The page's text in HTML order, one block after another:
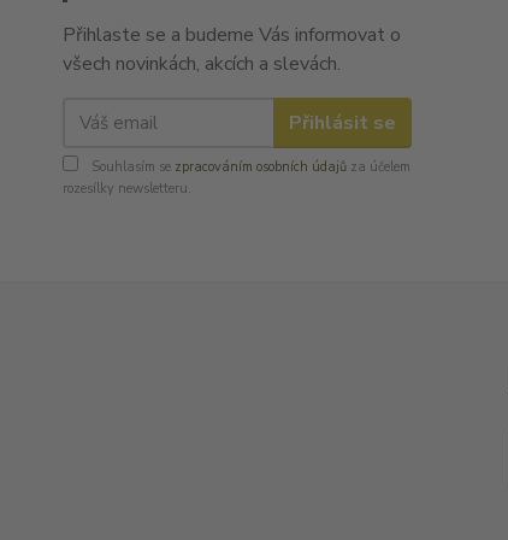
Přihlaste se a budeme Vás informovat o
všech novinkách, akcích a slevách.
Přihlásit se
Souhlasím se zpracováním osobních údajů za účelem
rozesílky newsletteru.